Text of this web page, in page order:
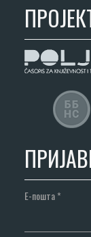
Е-пошта*